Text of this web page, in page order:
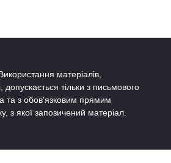
матеріалів,
допускається тільки з письмового
та з обов'язковим прямим
з якої запозичений матеріал.